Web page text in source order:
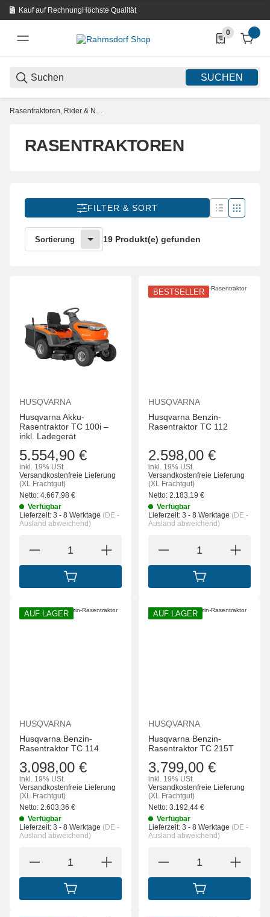
Kauf auf RechnungHöchste Qualität
SUCHEN
0
0 Produkte in
Rasentraktoren, Rider & Nullwendekreismäher
RASENTRAKTOREN
FILTER & SORT
Sortierung 19 Produkt(e) gefunden
HUSQVARNA
Husqvarna Akku-
Rasentraktor TC 100i –
inkl. Ladegerät
5.554,90 €
inkl. 19% USt.
Versandkostenfreie Lieferung
(XL Frachtgut)
Netto: 4.667,98 €
Verfügbar
Lieferzeit: 3 - 8 Werktage (DE -
Ausland abweichend)
IN DEN WARENKORB
BESTSELLER
HUSQVARNA
Husqvarna Benzin-
Rasentraktor TC 112
2.598,00 €
inkl. 19% USt.
Versandkostenfreie Lieferung
(XL Frachtgut)
Netto: 2.183,19 €
Verfügbar
Lieferzeit: 3 - 8 Werktage (DE -
Ausland abweichend)
IN DEN
AUF LAGER
HUSQVARNA
Husqvarna Benzin-
Rasentraktor TC 114
3.098,00 €
inkl. 19% USt.
Versandkostenfreie Lieferung
(XL Frachtgut)
Netto: 2.603,36 €
Verfügbar
Lieferzeit: 3 - 8 Werktage (DE -
Ausland abweichend)
IN DEN WARENKORB
AUF LAGER
HUSQVARNA
Husqvarna Benzin-
Rasentraktor TC 215T
3.799,00 €
inkl. 19% USt.
Versandkostenfreie Lieferung
(XL Frachtgut)
Netto: 3.192,44 €
Verfügbar
Lieferzeit: 3 - 8 Werktage (DE -
Ausland abweichend)
IN DEN